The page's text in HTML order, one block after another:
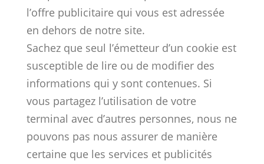
l’offre publicitaire qui vous est adressée
en dehors de notre site.
Sachez que seul l’émetteur d’un cookie est
susceptible de lire ou de modifier des
informations qui y sont contenues. Si
vous partagez l’utilisation de votre
terminal avec d’autres personnes, nous ne
pouvons pas nous assurer de manière
certaine que les services et publicités